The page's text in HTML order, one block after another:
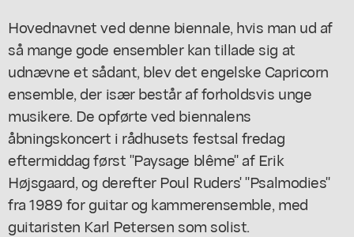
Hovednavnet ved denne biennale, hvis man ud af
så mange gode ensembler kan tillade sig at
udnævne et sådant, blev det engelske Capricorn
ensemble, der især består af forholdsvis unge
musikere. De opførte ved biennalens
åbningskoncert i rådhusets festsal fredag
eftermiddag først "Paysage blême" af Erik
Højsgaard, og derefter Poul Ruders' "Psalmodies"
fra 1989 for guitar og kammerensemble, med
guitaristen Karl Petersen som solist.